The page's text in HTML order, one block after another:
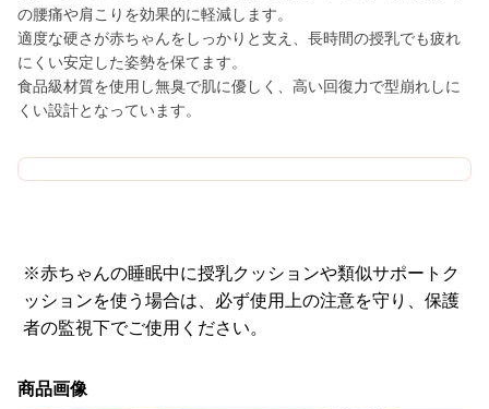
の腰痛や肩こりを効果的に軽減します。
適度な硬さが赤ちゃんをしっかりと支え、長時間の授乳でも疲れ
にくい安定した姿勢を保てます。
食品級材質を使用し無臭で肌に優しく、高い回復力で型崩れしに
くい設計となっています。
※赤ちゃんの睡眠中に授乳クッションや類似サポートク
ッションを使う場合は、必ず使用上の注意を守り、保護
者の監視下でご使用ください。
商品画像